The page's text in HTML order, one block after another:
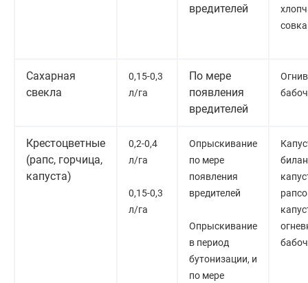
вредителей
совка
Сахарная
свекла
0,15-0,3
л/га
По мере
появления
вредителей
Крестоцветные
(рапс, горчица,
капуста)
0,2-0,4
л/га
0,15-0,3
л/га
Опрыскивание
по мере
появления
вредителей
Опрыскивание
в период
бутонизации, и
по мере
билан